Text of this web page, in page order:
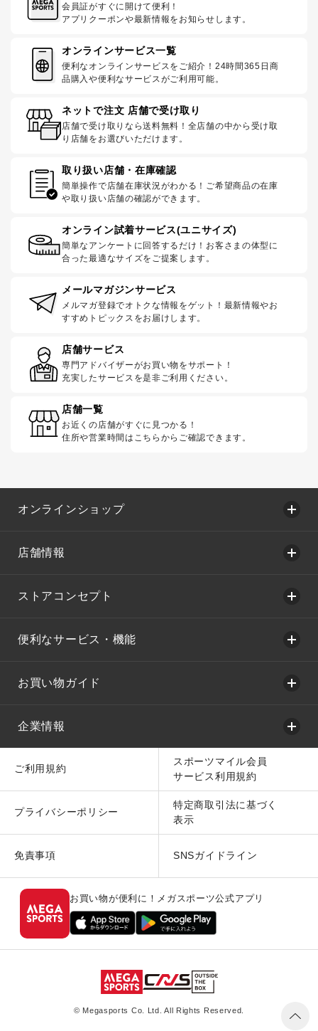
会員証がすぐに開けて便利！
アプリクーポンや最新情報をお知らせします。
オンラインサービス一覧
便利なオンラインサービスをご紹介！24時間365日商
品購入や便利なサービスがご利用可能。
ネットで注文 店舗で受け取り
店舗で受け取りなら送料無料！全店舗の中から受け取
り店舗をお選びいただけます。
取り扱い店舗・在庫確認
簡単操作で店舗在庫状況がわかる！ご希望商品の在庫
や取り扱い店舗の確認ができます。
オンライン試着サービス(ユニサイズ)
簡単なアンケートに回答するだけ！お客さまの体型に
合った最適なサイズをご提案します。
メールマガジンサービス
メルマガ登録でオトクな情報をゲット！最新情報やお
すすめトピックスをお届けします。
店舗サービス
専門アドバイザーがお買い物をサポート！
充実したサービスを是非ご利用ください。
店舗一覧
お近くの店舗がすぐに見つかる！
住所や営業時間はこちらからご確認できます。
オンラインショップ
店舗情報
ストアコンセプト
便利なサービス・機能
お買い物ガイド
企業情報
ご利用規約
スポーツマイル会員
サービス利用規約
プライバシーポリシー
特定商取引法に基づく
表示
免責事項 SNSガイドライン
お買い物が便利に！メガスポーツ公式アプリ
© Megasports Co. Ltd. All Rights Reserved.